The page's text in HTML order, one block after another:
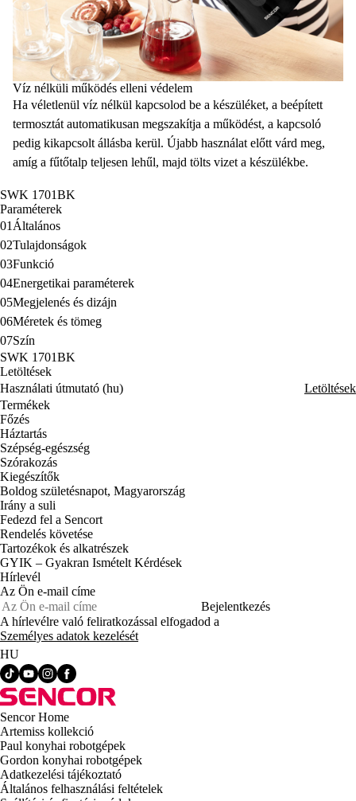
Víz nélküli működés elleni védelem
Ha véletlenül víz nélkül kapcsolod be a készüléket, a beépített
termosztát automatikusan megszakítja a működést, a kapcsoló
pedig kikapcsolt állásba kerül. Újabb használat előtt várd meg,
amíg a fűtőtalp teljesen lehűl, majd tölts vizet a készülékbe.
SWK 1701BK
Paraméterek
01 Általános
02Tulajdonságok
03Funkció
04Energetikai paraméterek
05Megjelenés és dizájn
06Méretek és tömeg
07Szín
SWK 1701BK
Letöltések
Használati útmutató (hu)
Letöltések
Termékek
Főzés
Háztartás
Szépség-egészség
Szórakozás
Kiegészítők
Boldog születésnapot, Magyarország
Irány a suli
Fedezd fel a Sencort
Rendelés követése
Tartozékok és alkatrészek
GYIK – Gyakran Ismételt Kérdések
Hírlevél
Az Ön e-mail címe
Bejelentkezés
A hírlevélre való feliratkozással elfogadod a
Személyes adatok kezelését
HU
Sencor Home
Artemiss kollekció
Paul konyhai robotgépek
Gordon konyhai robotgépek
Adatkezelési tájékoztató
Általános felhasználási feltételek